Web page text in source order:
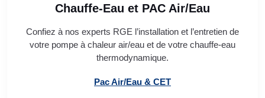
Chauffe-Eau et PAC Air/Eau
Confiez à nos experts RGE l’installation et l’entretien de
votre pompe à chaleur air/eau et de votre chauffe-eau
thermodynamique.
Pac Air/Eau & CET